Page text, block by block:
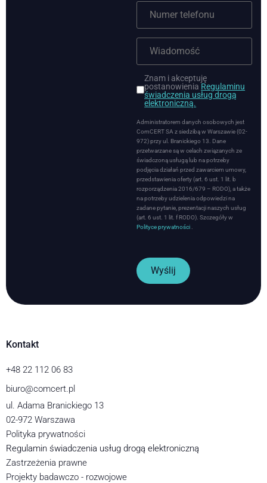
Znam i akceptuję
postanowienia Regulaminu
świadczenia usług drogą
elektroniczną.
Administratorem danych osobowych jest
ComCERT SA z siedzibą w Warszawie (02-
972) przy ul. Branickiego 13. Dane
przetwarzane są w celach związanych ze
świadczoną usługą lub na potrzeby
podjęcia działań przed zawarciem umowy,
przedstawienia oferty (art. 6 ust. 1 lit. b
rozporządzenia 2016/679 – RODO), a także
na potrzeby udzielenia odpowiedzi na
zadane pytanie, prezentacji naszych usług
(art. 6 ust. 1 lit. f RODO). Szczegóły w
Polityce prywatności
Wyślij
Kontakt
+48 22 112 06 83
biuro@comcert.pl
ul. Adama Branickiego 13
02-972 Warszawa
Polityka prywatności
Regulamin świadczenia usług drogą elektroniczną
Zastrzeżenia prawne
Projekty badawczo - rozwojowe